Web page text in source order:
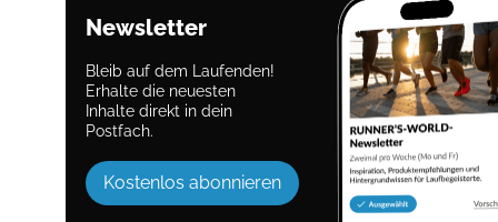
Newsletter
Bleib auf dem Laufenden!
Erhalte die neuesten
Inhalte direkt in dein
Postfach.
Kostenlos abonnieren